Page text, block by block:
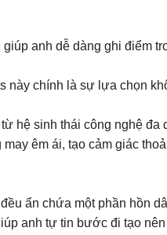
anh dễ dàng ghi điểm
này chính là sự lựa chọn
hệ sinh thái công nghệ
êm ái, tạo cảm giác
ẩn chứa một phần hồn
anh tự tin bước đi tạo